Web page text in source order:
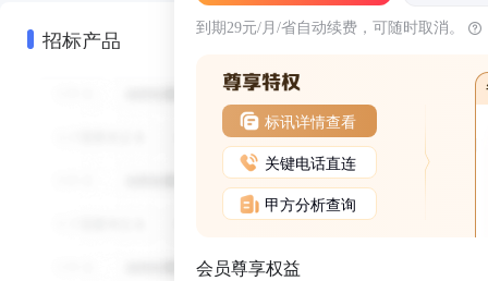
招标产品 到期29元/月/省自动续费，可随时取消。
标讯详情查看
关键电话直连
甲方分析查询
会员尊享权益